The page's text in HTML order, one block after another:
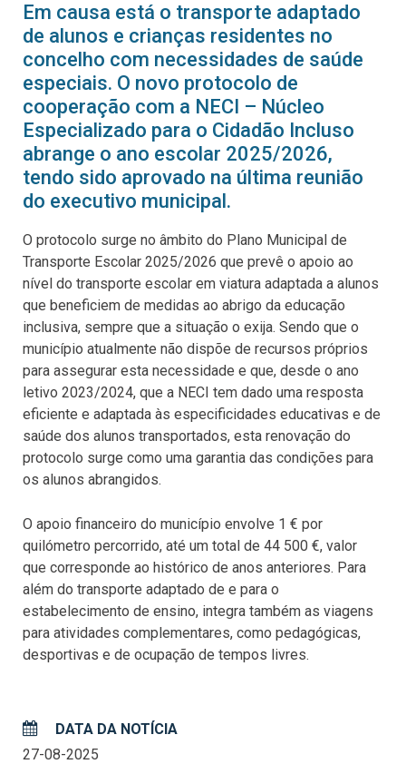
Em causa está o transporte adaptado
de alunos e crianças residentes no
concelho com necessidades de saúde
especiais. O novo protocolo de
cooperação com a NECI – Núcleo
Especializado para o Cidadão Incluso
abrange o ano escolar 2025/2026,
tendo sido aprovado na última reunião
do executivo municipal.
O protocolo surge no âmbito do Plano Municipal de
Transporte Escolar 2025/2026 que prevê o apoio ao
nível do transporte escolar em viatura adaptada a alunos
que beneficiem de medidas ao abrigo da educação
inclusiva, sempre que a situação o exija. Sendo que o
município atualmente não dispõe de recursos próprios
para assegurar esta necessidade e que, desde o ano
letivo 2023/2024, que a NECI tem dado uma resposta
eficiente e adaptada às especificidades educativas e de
saúde dos alunos transportados, esta renovação do
protocolo surge como uma garantia das condições para
os alunos abrangidos.
O apoio financeiro do município envolve 1 € por
quilómetro percorrido, até um total de 44 500 €, valor
que corresponde ao histórico de anos anteriores. Para
além do transporte adaptado de e para o
estabelecimento de ensino, integra também as viagens
para atividades complementares, como pedagógicas,
desportivas e de ocupação de tempos livres.
DATA DA NOTÍCIA
27-08-2025